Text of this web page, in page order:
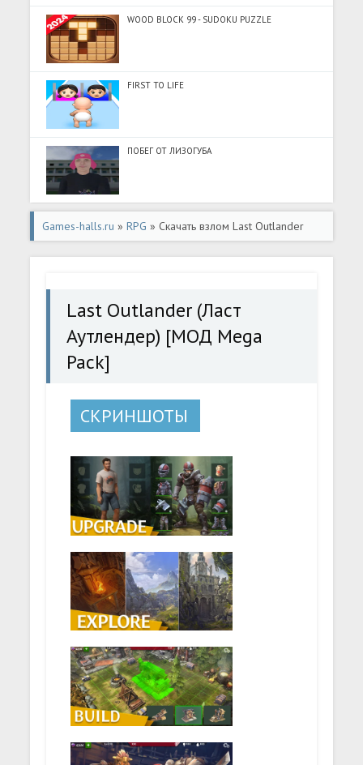
WOOD BLOCK 99 - SUDOKU PUZZLE
FIRST TO LIFE
ПОБЕГ ОТ ЛИЗОГУБА
Games-halls.ru »RPG » Скачать взлом Last Outlander
(Ласт Аутлендер) [МОД Mega Pack] - полная версия apk
Last Outlander (Ласт
Аутлендер) [МОД Mega
Pack]
СКРИНШОТЫ